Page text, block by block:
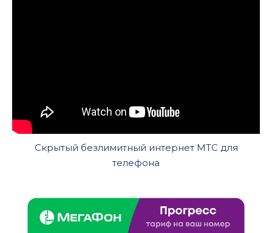
Скрытый безлимитный интернет МТС для
телефона